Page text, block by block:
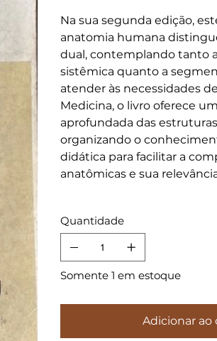
Na sua segunda edição,
anatomia humana
dual, contemplando tanto
sistêmica quanto a
atender às necessidades
Medicina, o livro oferece
aprofundada das
organizando o
didática para facilitar a
anatômicas e sua
Quantidade
Somente 1 em estoque
Adicionar ao